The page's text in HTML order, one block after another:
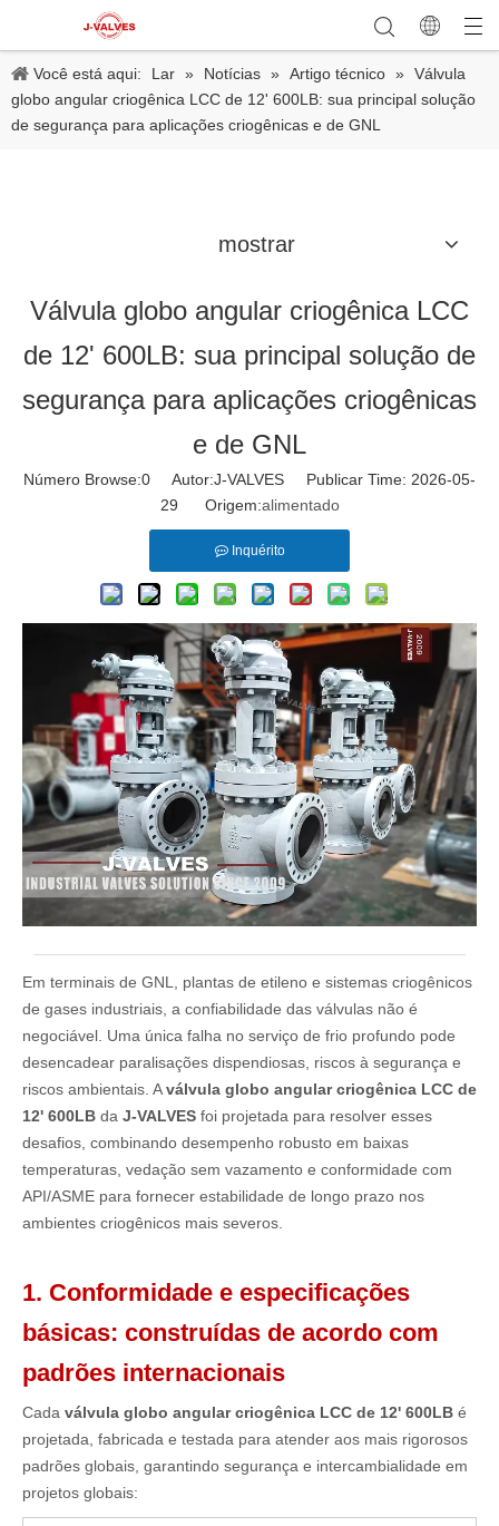
Você está aqui: Lar » Notícias » Artigo técnico » Válvula
globo angular criogênica LCC de 12' 600LB: sua principal solução
de segurança para aplicações criogênicas e de GNL
mostrar
Válvula globo angular criogênica LCC
de 12' 600LB: sua principal solução de
segurança para aplicações criogênicas
e de GNL
Número Browse:0 Autor:J-VALVES Publicar Time: 2026-05-
29 Origem:alimentado
Inquérito
Em terminais de GNL, plantas de etileno e sistemas criogênicos
de gases industriais, a confiabilidade das válvulas não é
negociável. Uma única falha no serviço de frio profundo pode
desencadear paralisações dispendiosas, riscos à segurança e
riscos ambientais. Aválvula globo angular criogênica LCC de
12' 600LB da J-VALVES foi projetada para resolver esses
desafios, combinando desempenho robusto em baixas
temperaturas, vedação sem vazamento e conformidade com
API/ASME para fornecer estabilidade de longo prazo nos
ambientes criogênicos mais severos.
1. Conformidade e especificações
básicas: construídas de acordo com
padrões internacionais
Cada válvula globo angular criogênica LCC de 12' 600LB é
projetada, fabricada e testada para atender aos mais rigorosos
padrões globais, garantindo segurança e intercambialidade em
projetos globais: